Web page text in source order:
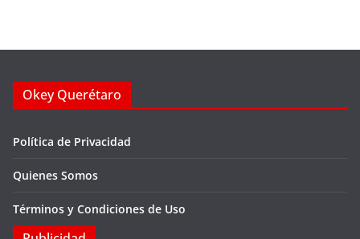
Okey Querétaro
Política de Privacidad
Quienes Somos
Términos y Condiciones de Uso